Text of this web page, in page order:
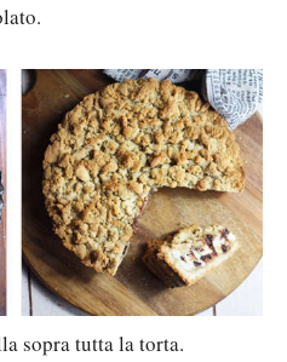
sopra tutta la torta.